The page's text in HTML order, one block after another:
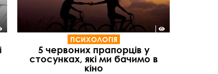
ПСИХОЛОГІЯ
5 червоних прапорців у
стосунках, які ми бачимо в
кіно